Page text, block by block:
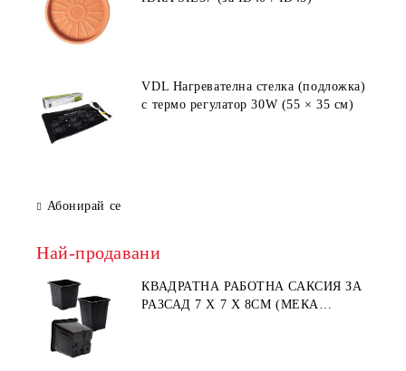
VDL Нагревателна стелка (подложка)
с термо регулатор 30W (55 × 35 см)
Абонирай се
Най-продавани
КВАДРАТНА РАБОТНА САКСИЯ ЗА
РАЗСАД 7 X 7 X 8СМ (МЕКА